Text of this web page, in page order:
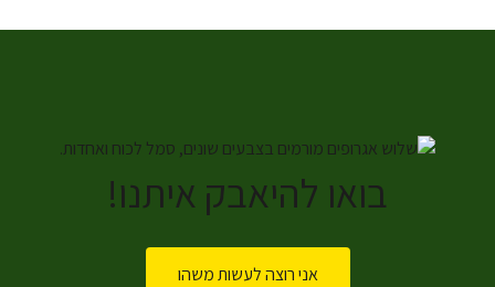
בואו להיאבק איתנו!
אני רוצה לעשות משהו